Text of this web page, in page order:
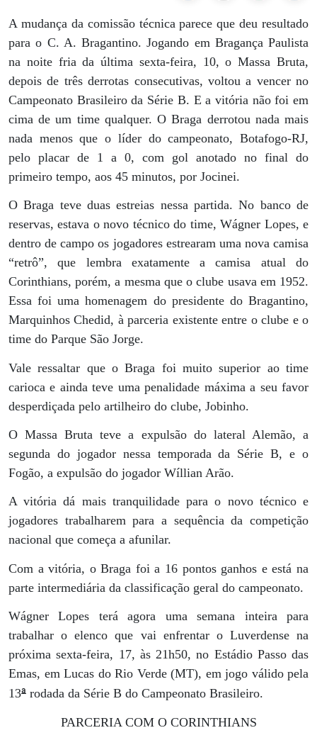
A mudança da comissão técnica parece que deu resultado
para o C. A. Bragantino. Jogando em Bragança Paulista
na noite fria da última sexta-feira, 10, o Massa Bruta,
depois de três derrotas consecutivas, voltou a vencer no
Campeonato Brasileiro da Série B. E a vitória não foi em
cima de um time qualquer. O Braga derrotou nada mais
nada menos que o líder do campeonato, Botafogo-RJ,
pelo placar de 1 a 0, com gol anotado no final do
primeiro tempo, aos 45 minutos, por Jocinei.
O Braga teve duas estreias nessa partida. No banco de
reservas, estava o novo técnico do time, Wágner Lopes, e
dentro de campo os jogadores estrearam uma nova camisa
“retrô”, que lembra exatamente a camisa atual do
Corinthians, porém, a mesma que o clube usava em 1952.
Essa foi uma homenagem do presidente do Bragantino,
Marquinhos Chedid, à parceria existente entre o clube e o
time do Parque São Jorge.
Vale ressaltar que o Braga foi muito superior ao time
carioca e ainda teve uma penalidade máxima a seu favor
desperdiçada pelo artilheiro do clube, Jobinho.
O Massa Bruta teve a expulsão do lateral Alemão, a
segunda do jogador nessa temporada da Série B, e o
Fogão, a expulsão do jogador Wíllian Arão.
A vitória dá mais tranquilidade para o novo técnico e
jogadores trabalharem para a sequência da competição
nacional que começa a afunilar.
Com a vitória, o Braga foi a 16 pontos ganhos e está na
parte intermediária da classificação geral do campeonato.
Wágner Lopes terá agora uma semana inteira para
trabalhar o elenco que vai enfrentar o Luverdense na
próxima sexta-feira, 17, às 21h50, no Estádio Passo das
Emas, em Lucas do Rio Verde (MT), em jogo válido pela
13ª rodada da Série B do Campeonato Brasileiro.
PARCERIA COM O CORINTHIANS